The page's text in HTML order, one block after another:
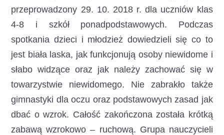
przeprowadzony 29. 10. 2018 r. dla uczniów klas
4-8 i szkół ponadpodstawowych. Podczas
spotkania dzieci i młodzież dowiedzieli się co to
jest biała laska, jak funkcjonują osoby niewidome i
słabo widzące oraz jak należy zachować się w
towarzystwie niewidomego. Nie zabrakło także
gimnastyki dla oczu oraz podstawowych zasad jak
dbać o wzrok. Całość zakończona została krótką
zabawą wzrokowo – ruchową. Grupa nauczycieli